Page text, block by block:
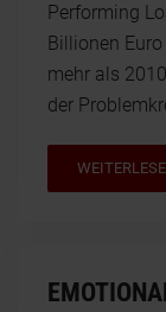
Performing
Billionen
mehr als
der